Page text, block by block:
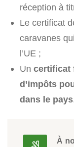
réception à
Le certificat
caravanes
l’UE ;
Un certificat
d’impôts
dans le pays
À